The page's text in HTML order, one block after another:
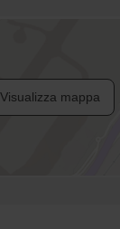
Visualizza mappa